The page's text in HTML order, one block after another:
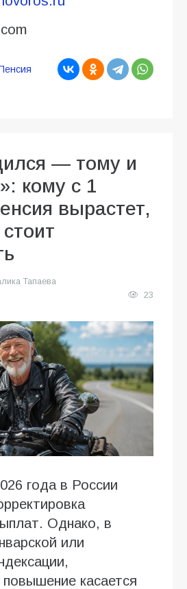
— тому и
кому с 1
вырастет,
Тапаева
23
года в России
Однако, в
или
повышение касается